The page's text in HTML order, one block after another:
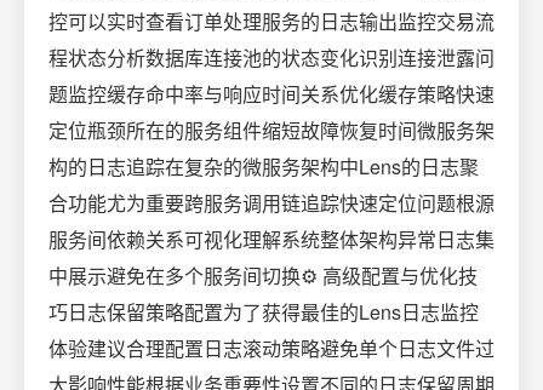
控可以实时查看订单处理服务的日志输出监控交易流
程状态分析数据库连接池的状态变化识别连接泄露问
题监控缓存命中率与响应时间关系优化缓存策略快速
定位瓶颈所在的服务组件缩短故障恢复时间微服务架
构的日志追踪在复杂的微服务架构中Lens的日志聚
合功能尤为重要跨服务调用链追踪快速定位问题根源
服务间依赖关系可视化理解系统整体架构异常日志集
中展示避免在多个服务间切换⚙️ 高级配置与优化技
巧日志保留策略配置为了获得最佳的Lens日志监控
体验建议合理配置日志滚动策略避免单个日志文件过